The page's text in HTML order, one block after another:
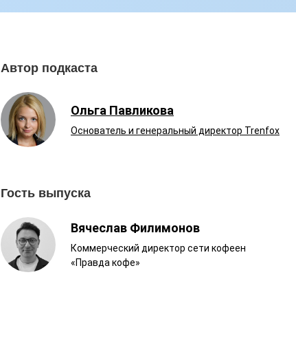
Автор подкаста
Ольга Павликова
Основатель и генеральный директор Trenfox
Гость выпуска
Вячеслав Филимонов
Коммерческий директор сети кофеен
«Правда кофе»